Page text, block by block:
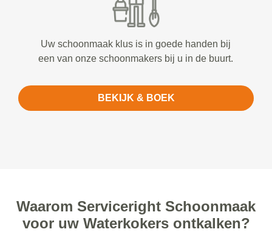
Uw schoonmaak klus is in goede handen bij
een van onze schoonmakers bij u in de buurt.
BEKIJK & BOEK
Waarom Serviceright Schoonmaak
voor uw Waterkokers ontkalken?